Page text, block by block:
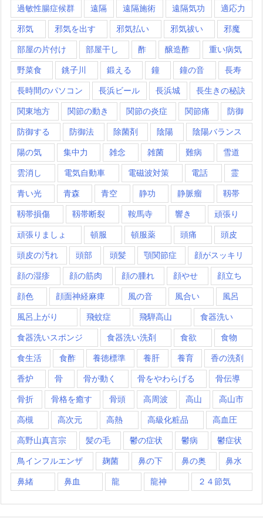
過敏性腸症候群 遠隔 遠隔施術 遠隔気功 適応力
邪気 邪気を出す 邪気払い 邪気祓い 邪魔
部屋の片付け 部屋干し 酢 醸造酢 重い病気
野菜食 銚子川 鍛える 鐘 鐘の音 長寿
長時間のパソコン 長浜ビール 長浜城 長生きの秘訣
関東地方 関節の動き 関節の炎症 関節痛 防御
防御する 防御法 除菌剤 陰陽 陰陽バランス
陽の気 集中力 雑念 雑菌 難病 雪道
雲消し 電気自動車 電磁波対策 電話 霊
青い光 青森 青空 静功 静脈瘤 靱帯
靱帯損傷 靱帯断裂 鞍馬寺 響き 頑張り
頑張りましょ 頓服 頓服薬 頭痛 頭皮
頭皮の汚れ 頭部 頭髪 顎関節症 顔がスッキリ
顔の湿疹 顔の筋肉 顔の腫れ 顔やせ 顔立ち
顔色 顔面神経麻痺 風の音 風合い 風呂
風呂上がり 飛蚊症 飛騨高山 食器洗い
食器洗いスポンジ 食器洗い洗剤 食欲 食物
食生活 食酢 養徳標準 養肝 養育 香の洗剤
香炉 骨 骨が動く 骨をやわらげる 骨伝導
骨折 骨格を癒す 骨頭 高周波 高山 高山市
高槻 高次元 高熱 高級化粧品 高血圧
高野山真言宗 髪の毛 鬱の症状 鬱病 鬱症状
鳥インフルエンザ 麹菌 鼻の下 鼻の奥 鼻水
鼻緒 鼻血 龍 龍神 ２４節気